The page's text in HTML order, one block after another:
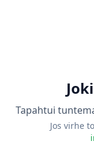
Tapahtui
Jos virhe